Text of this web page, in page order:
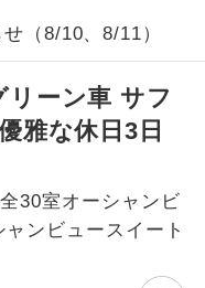
（8/10、8/11）
リーン車 サフ
雅な休日3日
30室オーシャンビ
ンビュースイート
要となります。
供900円、幼児
港往復：大人
1,160円
人1,180円、子
）から復路到着空港
ます。
）から最終日出発空港
が同行します。